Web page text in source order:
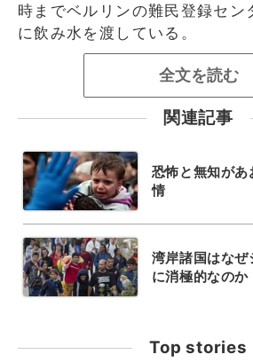
時までベルリンの難民登録セン
に飲み水を渡している。
全文を読む
関連記事
恐怖と無知が
情
湾岸諸国はな
に消極的なのか
Top stories